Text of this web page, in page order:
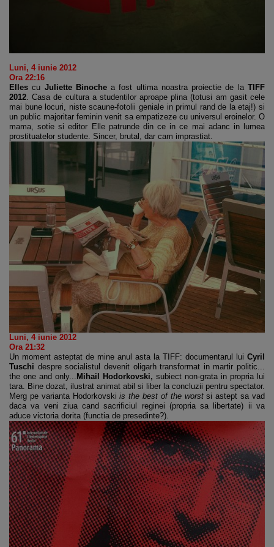
Luni, 4 iunie 2012
Ora 22:16
Ellescu Juliette Binochea fost ultima noastra proiectie de laTIFF
2012. Casa de cultura a studentilor aproape plina (totusi am gasit cele
mai bune locuri, niste scaune-fotolii geniale in primul rand de la etaj!) si
un public majoritar feminin venit sa empatizeze cu universul eroinelor. O
mama, sotie si editor Elle patrunde din ce in ce mai adanc in lumea
prostituatelor studente. Sincer, brutal, dar cam imprastiat.
Luni, 4 iunie 2012
Ora 21:32
Un moment asteptat de mine anul asta la TIFF: documentarul lui Cyril
Tuschi despre socialistul devenit oligarh transformat in martir politic...
the one and only... Mihail Hodorkovski, subiect non-grata in propria lui
tara. Bine dozat, ilustrat animat abil si liber la concluzii pentru spectator.
Merg pe varianta Hodorkovski is the best of the worstsi astept sa vad
daca va veni ziua cand sacrificiul reginei (propria sa libertate) ii va
aduce victoria dorita (functia de presedinte?).